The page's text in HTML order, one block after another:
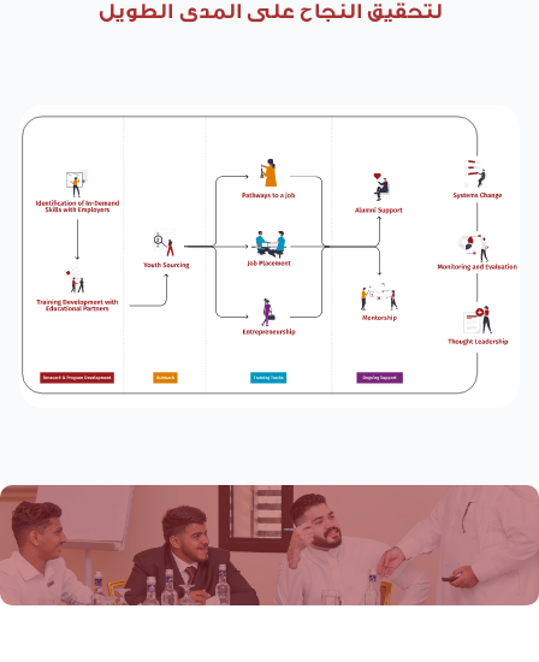
لتحقيق النجاح على المدى الطويل